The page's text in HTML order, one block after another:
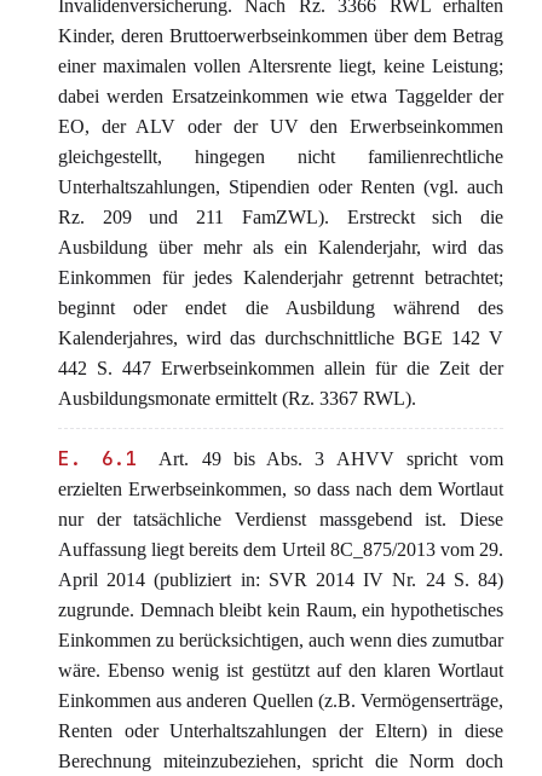
Invalidenversicherung. Nach Rz. 3366 RWL erhalten
Kinder, deren Bruttoerwerbseinkommen über dem Betrag
einer maximalen vollen Altersrente liegt, keine Leistung;
dabei werden Ersatzeinkommen wie etwa Taggelder der
EO, der ALV oder der UV den Erwerbseinkommen
gleichgestellt, hingegen nicht familienrechtliche
Unterhaltszahlungen, Stipendien oder Renten (vgl. auch
Rz. 209 und 211 FamZWL). Erstreckt sich die
Ausbildung über mehr als ein Kalenderjahr, wird das
Einkommen für jedes Kalenderjahr getrennt betrachtet;
beginnt oder endet die Ausbildung während des
Kalenderjahres, wird das durchschnittliche BGE 142 V
442 S. 447 Erwerbseinkommen allein für die Zeit der
Ausbildungsmonate ermittelt (Rz. 3367 RWL).
E. 6.1
Art. 49 bis Abs. 3 AHVV spricht vom
erzielten Erwerbseinkommen, so dass nach dem Wortlaut
nur der tatsächliche Verdienst massgebend ist. Diese
Auffassung liegt bereits dem Urteil 8C_875/2013 vom 29.
April 2014 (publiziert in: SVR 2014 IV Nr. 24 S. 84)
zugrunde. Demnach bleibt kein Raum, ein hypothetisches
Einkommen zu berücksichtigen, auch wenn dies zumutbar
wäre. Ebenso wenig ist gestützt auf den klaren Wortlaut
Einkommen aus anderen Quellen (z.B. Vermögenserträge,
Renten oder Unterhaltszahlungen der Eltern) in diese
Berechnung miteinzubeziehen, spricht die Norm doch